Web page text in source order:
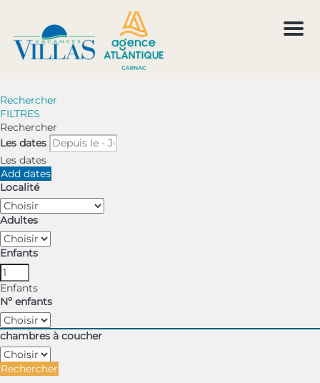
Menu
Rechercher
FILTRES
Rechercher
Les dates
Les dates
Add dates
Localité
Adultes
Enfants
Enfants
Nº enfants
chambres à coucher
Rechercher